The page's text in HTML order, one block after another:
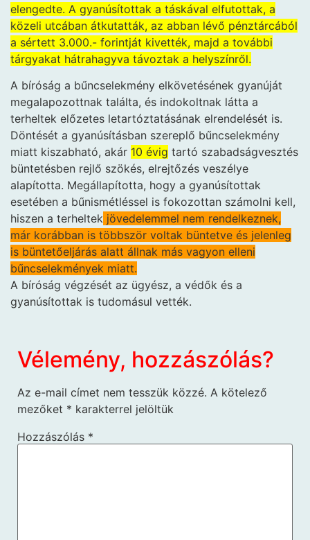
elengedte. A gyanúsítottak a táskával elfutottak, a
közeli utcában átkutatták, az abban lévő pénztárcából
a sértett 3.000.- forintját kivették, majd a további
tárgyakat hátrahagyva távoztak a helyszínről.
A bíróság a bűncselekmény elkövetésének gyanúját
megalapozottnak találta, és indokoltnak látta a
terheltek előzetes letartóztatásának elrendelését is.
Döntését a gyanúsításban szereplő bűncselekmény
miatt kiszabható, akár 10 évig tartó szabadságvesztés
büntetésben rejlő szökés, elrejtőzés veszélye
alapította. Megállapította, hogy a gyanúsítottak
esetében a bűnismétléssel is fokozottan számolni kell,
hiszen a terheltek jövedelemmel nem rendelkeznek,
már korábban is többször voltak büntetve és jelenleg
is büntetőeljárás alatt állnak más vagyon elleni
bűncselekmények miatt.
A bíróság végzését az ügyész, a védők és a
gyanúsítottak is tudomásul vették.
Vélemény, hozzászólás?
Az e-mail címet nem tesszük közzé. A kötelező
mezőket * karakterrel jelöltük
Hozzászólás *